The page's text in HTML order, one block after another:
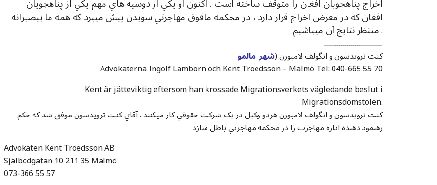
افغان که در معرض اخراج قرار دارد ، در محکمه مافوق مهاجرتي سويدن پيش ميبرد که همه ما بيصبرانه
منتظر نتايج آن ميباشيم.
ـــــــــــــــــــــــــــــ
کنت ترويدسون و انگولف لامبورن (شهر مالمو
Advokaterna Ingolf Lamborn och Kent Troedsson – Malmö Tel: 040-665 55 70
Kent är jätteviktig eftersom han krossade Migrationsverkets vägledande beslut i
Migrationsdomstolen.
کنت ترويدسون و انگولف لامبورن هردو وکيل در يک شرکت حقوقي کار ميکنند . آقاي کنت ترويدسون موفق شد که حکم
رهنمود دهنده اداره مهاجرت را در محکمه مهاجرتي باطل سازد
Advokaten Kent Troedsson AB
Själbodgatan 10 211 35 Malmö
073-366 55 57